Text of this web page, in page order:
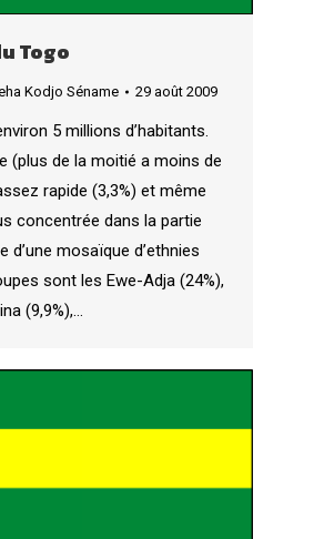
Togo
Kodjo Séname 29 août 2009
5 millions d’habitants.
(plus de la moitié a moins de
rapide (3,3%) et même
concentrée dans la partie
d’une mosaïque d’ethnies
sont les Ewe-Adja (24%),
(9,9%),…